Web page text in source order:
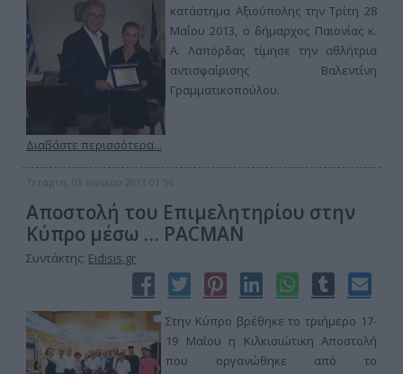
κατάστημα Αξιούπολης την Τρίτη 28
Μαΐου 2013, ο δήμαρχος Παιονίας κ.
Α. Λαπόρδας τίμησε την αθλήτρια
αντισφαίρισης Βαλεντίνη
Γραμματικοπούλου.
Διαβάστε περισσότερα...
Τετάρτη, 05 Ιουνίου 2013 01:56
Αποστολή του Επιμελητηρίου στην
Κύπρο μέσω … PACMAN
Συντάκτης: Eidisis.gr
Στην Κύπρο βρέθηκε το τριήμερο 17-
19 Μαΐου η Κιλκισιώτικη Αποστολή
που οργανώθηκε από το